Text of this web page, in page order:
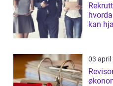
kan
03 april